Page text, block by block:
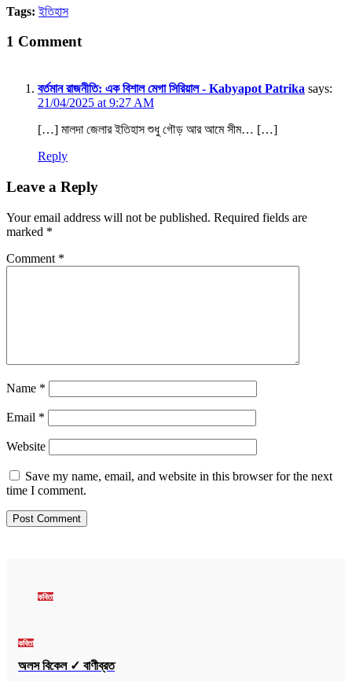
Tags: ইতিহাস
1 Comment
বর্তমান রাজনীতি: এক বিশাল মেগা সিরিয়াল - Kabyapot Patrika says:
21/04/2025 at 9:27 AM
[…] মালদা জেলার ইতিহাস শুধু গৌড় আর আমে সীম… […]
Reply
Leave a Reply
Your email address will not be published. Required fields are
marked *
Comment *
Name *
Email *
Website
Save my name, email, and website in this browser for the next
time I comment.
কবিতা
কবিতা
অলস বিকেল ✓ বাণীব্রত